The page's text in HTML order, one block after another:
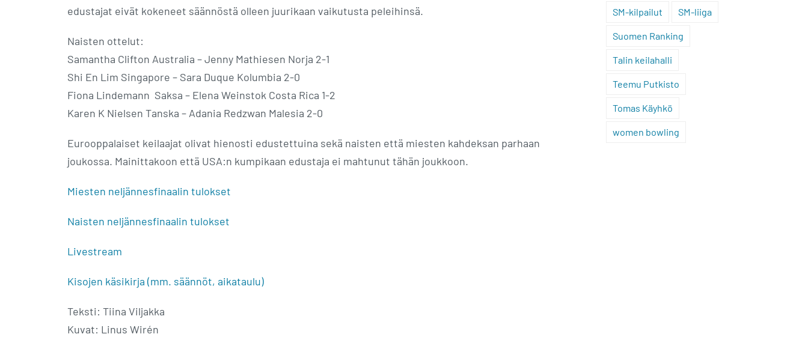
edustajat eivät kokeneet säännöstä olleen juurikaan vaikutusta peleihinsä.
Naisten ottelut:
Samantha Clifton Australia – Jenny Mathiesen Norja 2-1
Shi En Lim Singapore – Sara Duque Kolumbia 2-0
Fiona Lindemann Saksa – Elena Weinstok Costa Rica 1-2
Karen K Nielsen Tanska – Adania Redzwan Malesia 2-0
Eurooppalaiset keilaajat olivat hienosti edustettuina sekä naisten että miesten kahdeksan parhaan
joukossa. Mainittakoon että USA:n kumpikaan edustaja ei mahtunut tähän joukkoon.
Miesten neljännesfinaalin tulokset
Naisten neljännesfinaalin tulokset
Livestream
Kisojen käsikirja (mm. säännöt, aikataulu)
Teksti: Tiina Viljakka
Kuvat: Linus Wirén
SM-kilpailut SM-liiga
Suomen Ranking
Talin keilahalli
Teemu Putkisto
Tomas Käyhkö
women bowling